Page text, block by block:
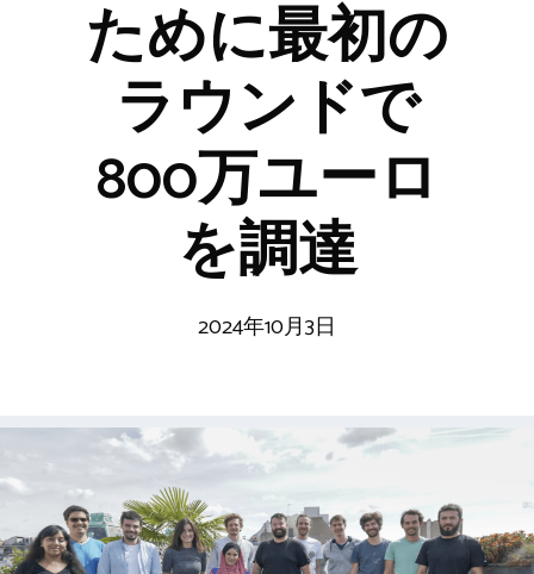
ために最初の
ラウンドで
800万ユーロ
を調達
2024年10月3日